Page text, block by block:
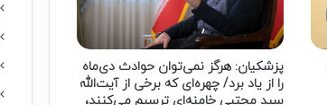
پزشکیان: هرگز نمی‌توان حوادث دی‌ماه
را از یاد برد/ چهره‌ای که برخی از آیت‌الله
سید مجتبی خامنه‌ای ترسیم می‌کنند،